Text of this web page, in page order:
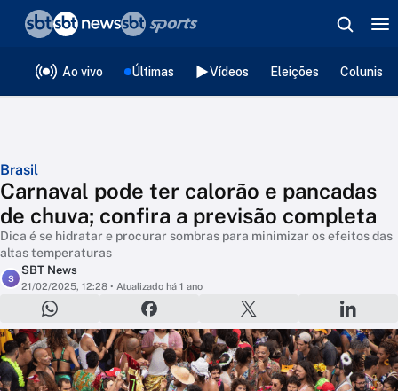
Ao vivo Últimas Vídeos Eleições
Brasil
Carnaval pode ter calorão e pancadas
de chuva; confira a previsão completa
Dica é se hidratar e procurar sombras para minimizar os efeitos das
altas temperaturas
S
SBT News
21/02/2025, 12:28 • Atualizado há 1 ano
❮voltar
Editorias